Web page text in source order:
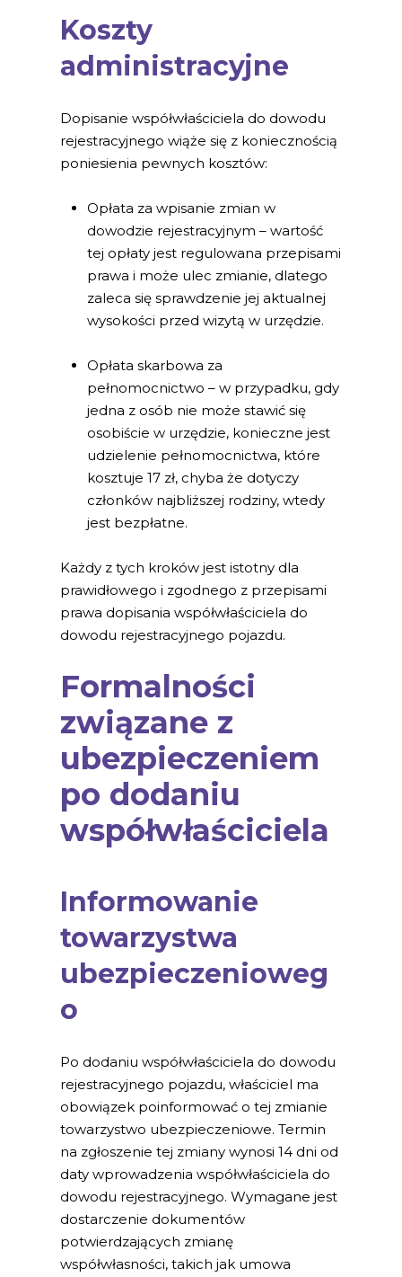
Koszty
administracyjne
Dopisanie współwłaściciela do dowodu
rejestracyjnego wiąże się z koniecznością
poniesienia pewnych kosztów:
Opłata za wpisanie zmian w
dowodzie rejestracyjnym – wartość
tej opłaty jest regulowana przepisami
prawa i może ulec zmianie, dlatego
zaleca się sprawdzenie jej aktualnej
wysokości przed wizytą w urzędzie.
Opłata skarbowa za
pełnomocnictwo – w przypadku, gdy
jedna z osób nie może stawić się
osobiście w urzędzie, konieczne jest
udzielenie pełnomocnictwa, które
kosztuje 17 zł, chyba że dotyczy
członków najbliższej rodziny, wtedy
jest bezpłatne.
Każdy z tych kroków jest istotny dla
prawidłowego i zgodnego z przepisami
prawa dopisania współwłaściciela do
dowodu rejestracyjnego pojazdu.
Formalności
związane z
ubezpieczeniem
po dodaniu
współwłaściciela
Informowanie
towarzystwa
ubezpieczenioweg
o
Po dodaniu współwłaściciela do dowodu
rejestracyjnego pojazdu, właściciel ma
obowiązek poinformować o tej zmianie
towarzystwo ubezpieczeniowe. Termin
na zgłoszenie tej zmiany wynosi 14 dni od
daty wprowadzenia współwłaściciela do
dowodu rejestracyjnego. Wymagane jest
dostarczenie dokumentów
potwierdzających zmianę
współwłasności, takich jak umowa